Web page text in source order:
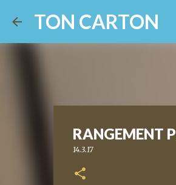
TON CARTON
RANGEMENT
14.3.17